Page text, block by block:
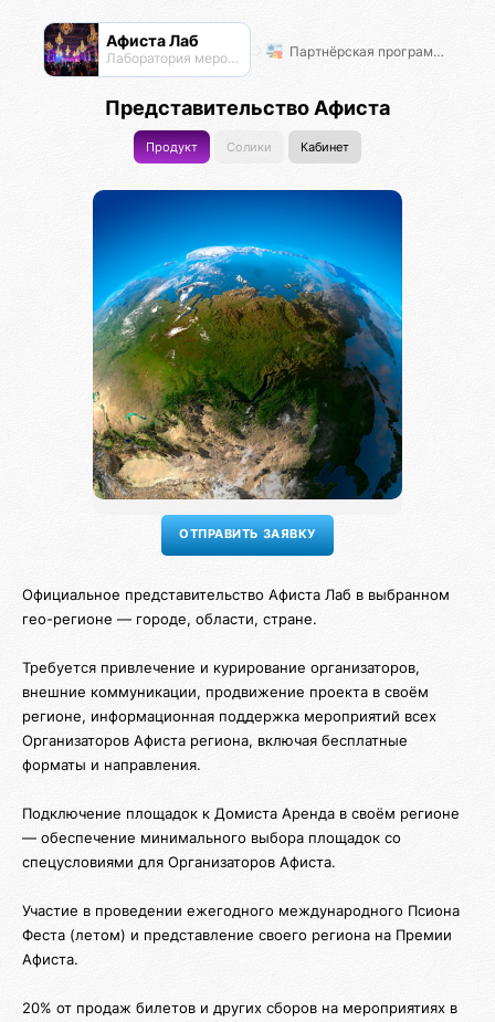
Афиста Лаб
Лаборатория мероприятий Партнёрская программа Афиста Лаб
Представительство Афиста
Продукт Солики Кабинет
Официальное представительство Афиста Лаб в выбранном
гео-регионе — городе, области, стране.
Требуется привлечение и курирование организаторов,
внешние коммуникации, продвижение проекта в своём
регионе, информационная поддержка мероприятий всех
Организаторов Афиста региона, включая бесплатные
форматы и направления.
Подключение площадок к Домиста Аренда в своём регионе
— обеспечение минимального выбора площадок со
спецусловиями для Организаторов Афиста.
Участие в проведении ежегодного международного Псиона
Феста (летом) и представление своего региона на Премии
Афиста.
20% от продаж билетов и других сборов на мероприятиях в